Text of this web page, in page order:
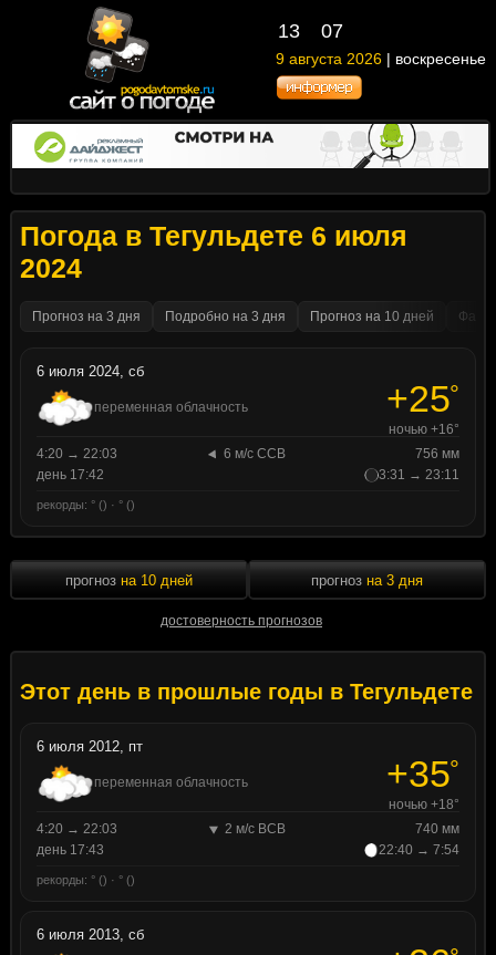
13 07
9 августа 2026 | воскресенье
Погода в Тегульдете 6 июля
2024
Прогноз на 3 дня Подробно на 3 дня Прогноз на 10 дней
6 июля 2024, сб
переменная облачность +25°
ночью +16°
4:20 → 22:03
6 м/с ССВ
756 мм
день 17:42
3:31 → 23:11
рекорды: ° () · ° ()
прогноз на 10 дней
достоверность прогнозов
прогноз на 3 дня
Этот день в прошлые годы в Тегульдете
6 июля 2012, пт
переменная облачность +35°
ночью +18°
4:20 → 22:03
2 м/с ВСВ
740 мм
день 17:43
22:40 → 7:54
рекорды: ° () · ° ()
6 июля 2013, сб